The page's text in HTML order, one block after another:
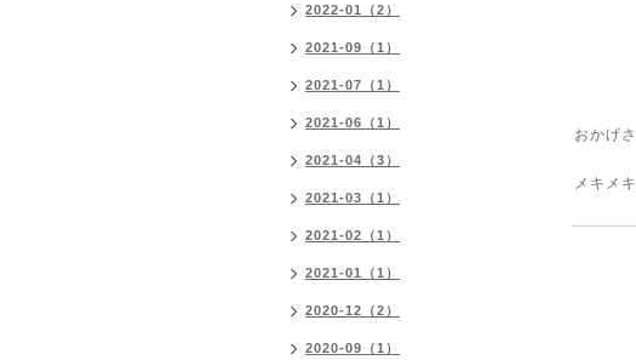
おかげ
メキメ
2022-01（2）
2021-09（1）
2021-07（1）
2021-06（1）
2021-04（3）
2021-03（1）
2021-02（1）
2021-01（1）
2020-12（2）
2020-09（1）